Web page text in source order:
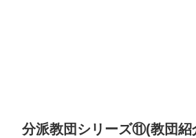
分派教団シリーズ⑪(教団紹